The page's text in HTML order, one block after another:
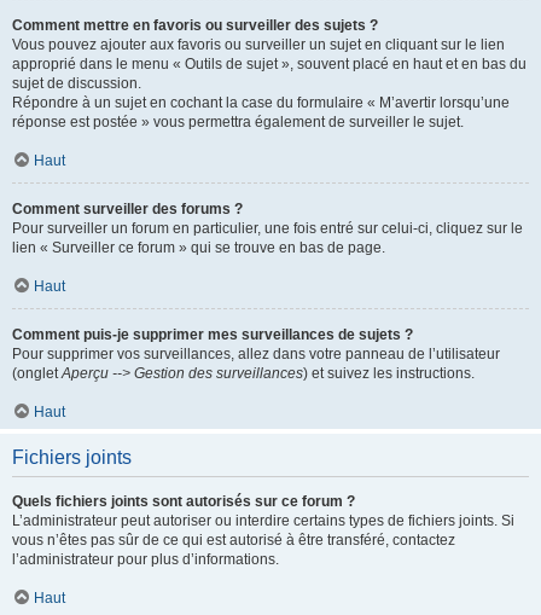
Comment mettre en favoris ou surveiller des sujets ?
Vous pouvez ajouter aux favoris ou surveiller un sujet en cliquant sur le lien
approprié dans le menu « Outils de sujet », souvent placé en haut et en bas du
sujet de discussion.
Répondre à un sujet en cochant la case du formulaire « M’avertir lorsqu’une
réponse est postée » vous permettra également de surveiller le sujet.
Haut
Comment surveiller des forums ?
Pour surveiller un forum en particulier, une fois entré sur celui-ci, cliquez sur le
lien « Surveiller ce forum » qui se trouve en bas de page.
Haut
Comment puis-je supprimer mes surveillances de sujets ?
Pour supprimer vos surveillances, allez dans votre panneau de l’utilisateur
(ongletAperçu --> Gestion des surveillances) et suivez les instructions.
Haut
Fichiers joints
Quels fichiers joints sont autorisés sur ce forum ?
L’administrateur peut autoriser ou interdire certains types de fichiers joints. Si
vous n’êtes pas sûr de ce qui est autorisé à être transféré, contactez
l’administrateur pour plus d’informations.
Haut